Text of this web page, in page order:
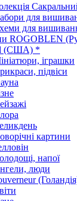
для
для
ROGOBLEN
(США) *
іграшки
підвіси
картини
напої
люди